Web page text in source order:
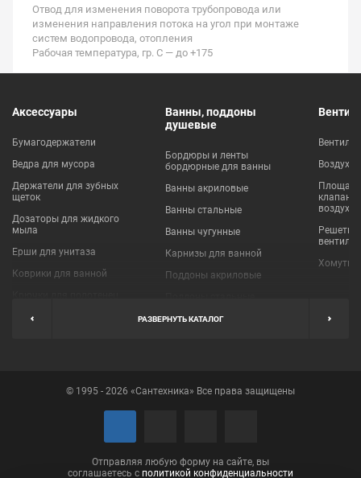
Отвод для изменения поворота трубопровода или
изменения направления потока на угол при монтаже
систем водопровода, отопления
Рабочая температура, гр. С — до +175
Аксессуары
Бумагодержатели
Ведра для мусора
Держатели для зубных
щеток
Дозаторы для жидкого
мыла
Ерши для унитаза
Коврики для ванной
Мыльницы
Полотенцедержатели
Сушилки для белья
Ванны, поддоны
душевые
Бордюры и ленты
бордюрные для ванны
Ванны акриловые
Ванны стальные
Ванны чугунные
Карнизы для ванной
Поддоны акриловые
Пробки для ванн
клапаны
Решетки
Хомуты
РАЗВЕРНУТЬ КАТАЛОГ
© 1995 - 2026 «Сантехника» Все права защищены
Отправляя любую форму на сайте, вы
соглашаетесь с политикой конфиденциальности